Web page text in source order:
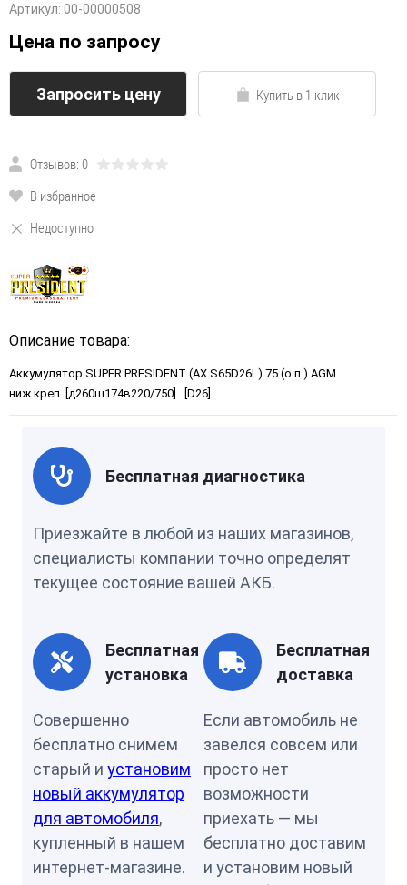
Артикул: 00-00000508
Цена по запросу
Запросить цену Купить в 1 клик
Отзывов: 0
В избранное
Недоступно
Описание товара:
Аккумулятор SUPER PRESIDENT (AX S65D26L) 75 (о.п.) AGM
ниж.креп. [д260ш174в220/750] [D26]
Бесплатная диагностика
Приезжайте в любой из наших магазинов,
специалисты компании точно определят
текущее состояние вашей АКБ.
Бесплатная
установка
Совершенно
бесплатно снимем
старый и установим
новый аккумулятор
для автомобиля,
купленный в нашем
интернет-магазине.
Бесплатная
доставка
Если автомобиль не
завелся совсем или
просто нет
возможности
приехать — мы
бесплатно доставим
и установим новый